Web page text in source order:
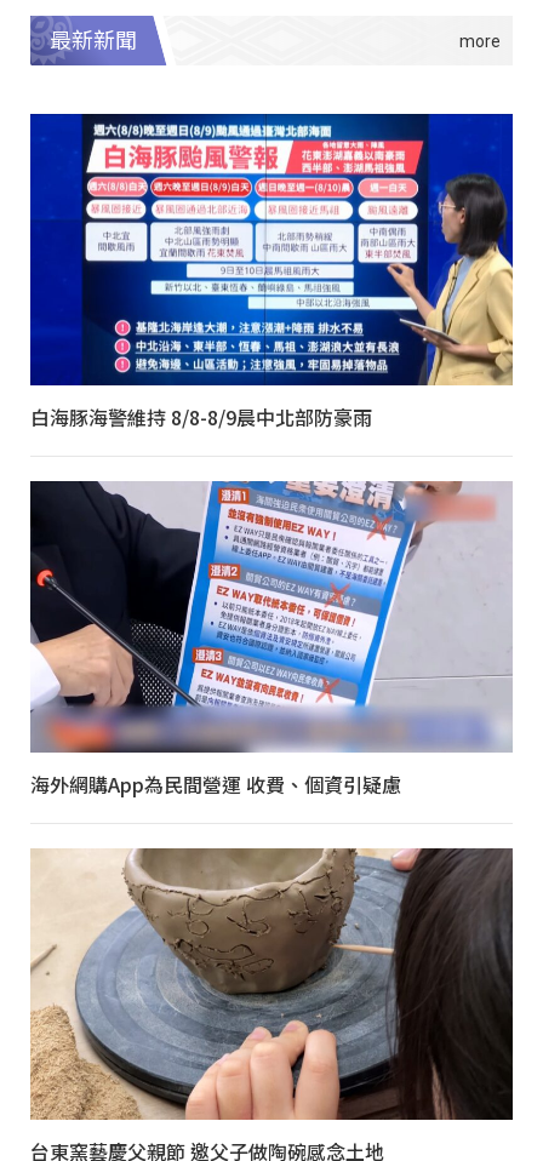
最新新聞
白海豚海警維持 8/8-8/9晨中北部防豪雨
海外網購App為民間營運 收費、個資引疑慮
台東窯藝慶父親節 邀父子做陶碗感念土地